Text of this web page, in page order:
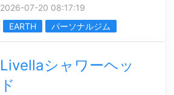
2026-07-20 08:17:19
EARTH パーソナルジム
Livellaシャワーヘッ
ド